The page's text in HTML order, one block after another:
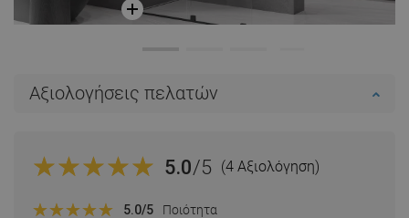
Αξιολογήσεις πελατών
5.0/5 (4 Αξιολόγηση)
5.0/5 Ποιότητα